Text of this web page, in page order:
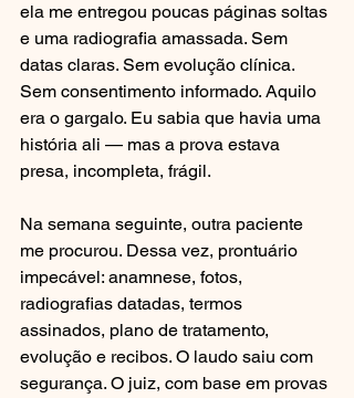
ela me entregou poucas páginas soltas
e uma radiografia amassada. Sem
datas claras. Sem evolução clínica.
Sem consentimento informado. Aquilo
era o gargalo. Eu sabia que havia uma
história ali — mas a prova estava
presa, incompleta, frágil.
Na semana seguinte, outra paciente
me procurou. Dessa vez, prontuário
impecável: anamnese, fotos,
radiografias datadas, termos
assinados, plano de tratamento,
evolução e recibos. O laudo saiu com
segurança. O juiz, com base em provas